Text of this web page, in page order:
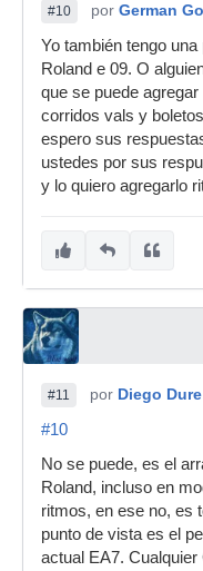
#10 por German
Yo también tengo una
Roland e 09. O
que se puede
corridos vals y
espero sus
ustedes por sus
y lo quiero agregarlo
#11 por Diego Dure
#10
No se puede, es el
Roland, incluso en
ritmos, en ese no, es
punto de vista es el
actual EA7.